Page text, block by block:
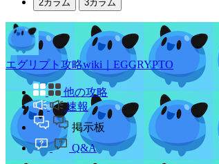
2カラム 3カラム
エグリプト攻略wiki｜EGGRYPTO
他の攻略
速報
掲示板
Q&A